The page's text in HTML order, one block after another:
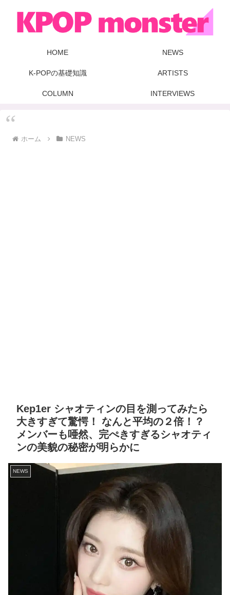
HOME NEWS
K-POPの基礎知識 ARTISTS
COLUMN INTERVIEWS
ホーム NEWS
Kep1er シャオティンの目を測ってみたら
大きすぎて驚愕！ なんと平均の２倍！？
メンバーも唖然、完ぺきすぎるシャオティ
ンの美貌の秘密が明らかに
NEWS